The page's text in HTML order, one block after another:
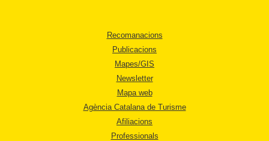
Recomanacions
Publicacions
Mapes/GIS
Newsletter
Mapa web
Agència Catalana de Turisme
Afiliacions
Professionals